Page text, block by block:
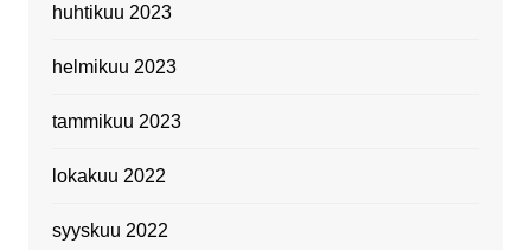
huhtikuu 2023
helmikuu 2023
tammikuu 2023
lokakuu 2022
syyskuu 2022